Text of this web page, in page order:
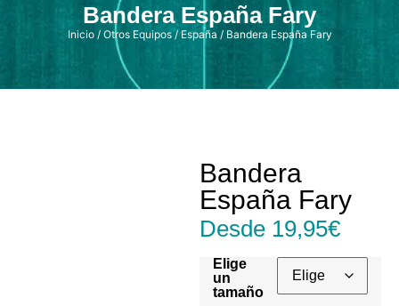
Bandera España Fary
Inicio/ Otros Equipos/ España / Bandera España Fary
Bandera
España Fary
Desde 19,95€
Elige
un
tamaño